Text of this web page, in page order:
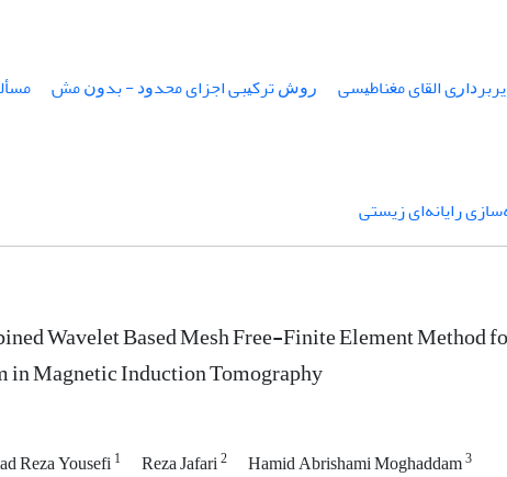
ﺍﻟﻘﺎی ﻣﻐﻨﺎﻃﻴﺴﻰ ﺭﻭﺵ ﺗﺮﻛﻴﺒﻰ ﺍﺟﺰﺍی ﻣﺤﺪﻭﺩ - ﺑﺪﻭﻥ ﻣﺶ
رایانه‌ای زیستی
Wavelet Based Mesh Free-Finite Element Method
in Magnetic Induction Tomography
Reza Yousefi1 Reza Jafari2 Hamid Abrishami Moghaddam3